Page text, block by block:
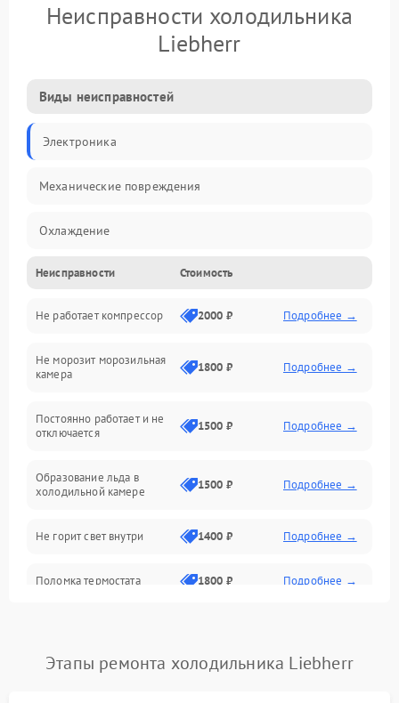
Неисправности холодильника
Liebherr
Виды неисправностей
Электроника
Механические повреждения
Охлаждение
Механика
Электропитание
Дренаж
Неисправности Стоимость
Не работает компрессор 2000 ₽ Подробнее →
Не морозит морозильная
камера
1800 ₽ Подробнее →
Постоянно работает и не
отключается
1500 ₽ Подробнее →
Образование льда в
холодильной камере
1500 ₽ Подробнее →
Не горит свет внутри 1400 ₽ Подробнее →
Поломка термостата 1800 ₽ Подробнее →
Поломка системы No Frost 2600 ₽ Подробнее →
Этапы ремонта холодильника Liebherr